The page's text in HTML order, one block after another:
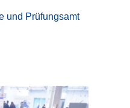
und Prüfungsamt